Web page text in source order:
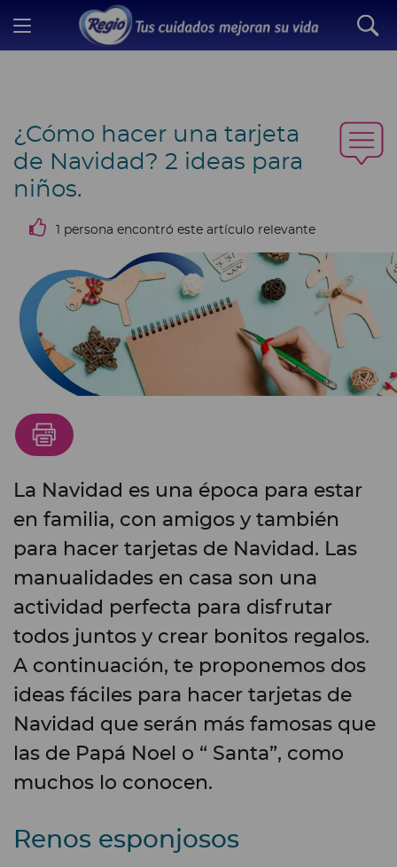
¿Cómo hacer una tarjeta
de Navidad? 2 ideas para
niños.
1 persona encontró este artículo relevante
La Navidad es una época para estar
en familia, con amigos y también
para hacer tarjetas de Navidad. Las
manualidades en casa son una
actividad perfecta para disfrutar
todos juntos y crear bonitos regalos.
A continuación, te proponemos dos
ideas fáciles para hacer tarjetas de
Navidad que serán más famosas que
las de Papá Noel o “ Santa”, como
muchos lo conocen.
Renos esponjosos